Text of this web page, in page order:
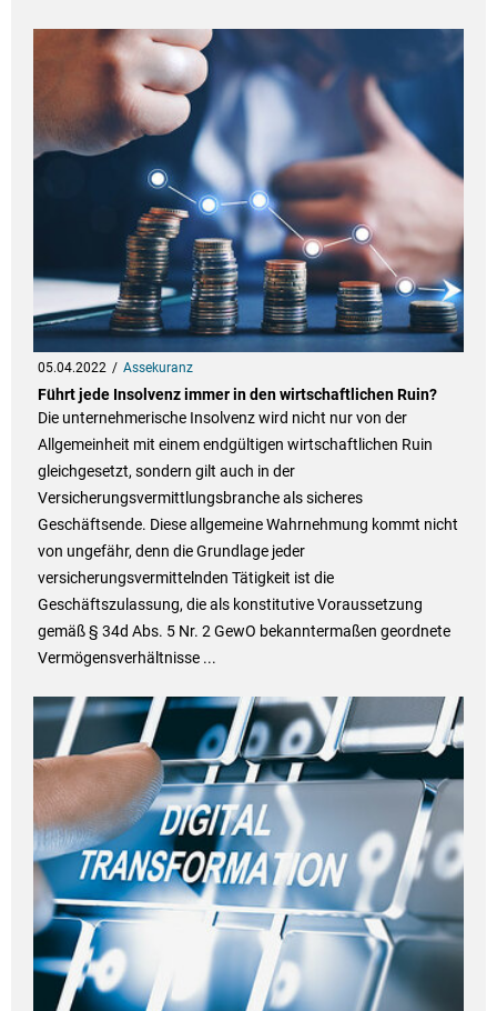
05.04.2022 Assekuranz
Führt jede Insolvenz immer in den wirtschaftlichen Ruin?
Die unternehmerische Insolvenz wird nicht nur von der
Allgemeinheit mit einem endgültigen wirtschaftlichen Ruin
gleichgesetzt, sondern gilt auch in der
Versicherungsvermittlungsbranche als sicheres
Geschäftsende. Diese allgemeine Wahrnehmung kommt nicht
von ungefähr, denn die Grundlage jeder
versicherungsvermittelnden Tätigkeit ist die
Geschäftszulassung, die als konstitutive Voraussetzung
gemäß § 34d Abs. 5 Nr. 2 GewO bekanntermaßen geordnete
Vermögensverhältnisse ...